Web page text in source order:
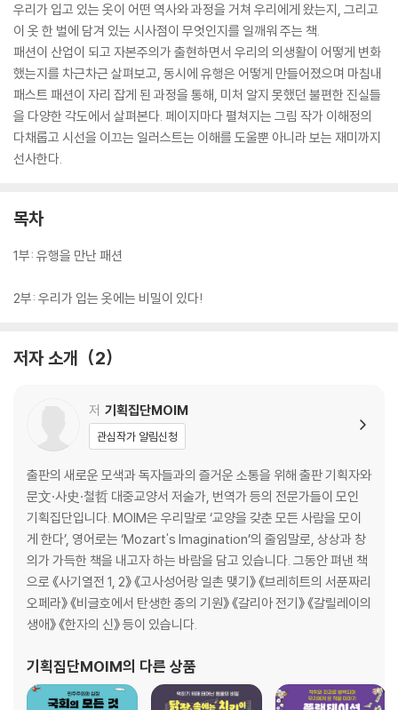
우리가 입고 있는 옷이 어떤 역사와 과정을 거쳐 우리에게 왔는지, 그리고
이 옷 한 벌에 담겨 있는 시사점이 무엇인지를 일깨워 주는 책.
패션이 산업이 되고 자본주의가 출현하면서 우리의 의생활이 어떻게 변화
했는지를 차근차근 살펴보고, 동시에 유행은 어떻게 만들어졌으며 마침내
패스트 패션이 자리 잡게 된 과정을 통해, 미처 알지 못했던 불편한 진실들
을 다양한 각도에서 살펴본다. 페이지마다 펼쳐지는 그림 작가 이해정의
다채롭고 시선을 이끄는 일러스트는 이해를 도울뿐 아니라 보는 재미까지
선사한다.
목차
1부: 유행을 만난 패션
2부: 우리가 입는 옷에는 비밀이 있다!
저자 소개 2
저 기획집단MOIM
관심작가 알림신청
출판의 새로운 모색과 독자들과의 즐거운 소통을 위해 출판 기획자와
문文·사史·철哲 대중교양서 저술가, 번역가 등의 전문가들이 모인
기획집단입니다. MOIM은 우리말로 ‘교양을 갖춘 모든 사람을 모이
게 한다’, 영어로는 ‘Mozart's Imagination’의 줄임말로, 상상과 창
의가 가득한 책을 내고자 하는 바람을 담고 있습니다. 그동안 펴낸 책
으로 《사기열전 1, 2》 《고사성어랑 일촌 맺기》 《브레히트의 서푼짜리
오페라》 《비글호에서 탄생한 종의 기원》 《갈리아 전기》 《갈릴레이의
생애》 《한자의 신》 등이 있습니다.
기획집단MOIM의 다른 상품